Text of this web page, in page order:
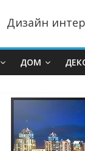
Дизайн
ДОМ